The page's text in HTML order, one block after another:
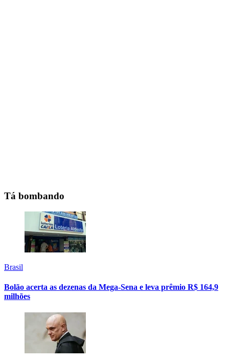
Tá bombando
Brasil
Bolão acerta as dezenas da Mega-Sena e leva prêmio R$ 164,9
milhões